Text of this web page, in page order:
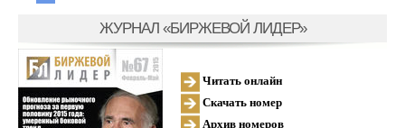
ЖУРНАЛ «БИРЖЕВОЙ ЛИДЕР»
Читать онлайн
Скачать номер
Архив номеров